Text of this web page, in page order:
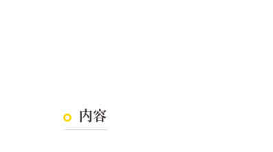
内容